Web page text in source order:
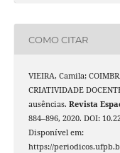
COMO CITAR
VIEIRA, Camila;
CRIATIVIDADE
ausências. Revista
884–896, 2020. DOI:
Disponível em:
https://